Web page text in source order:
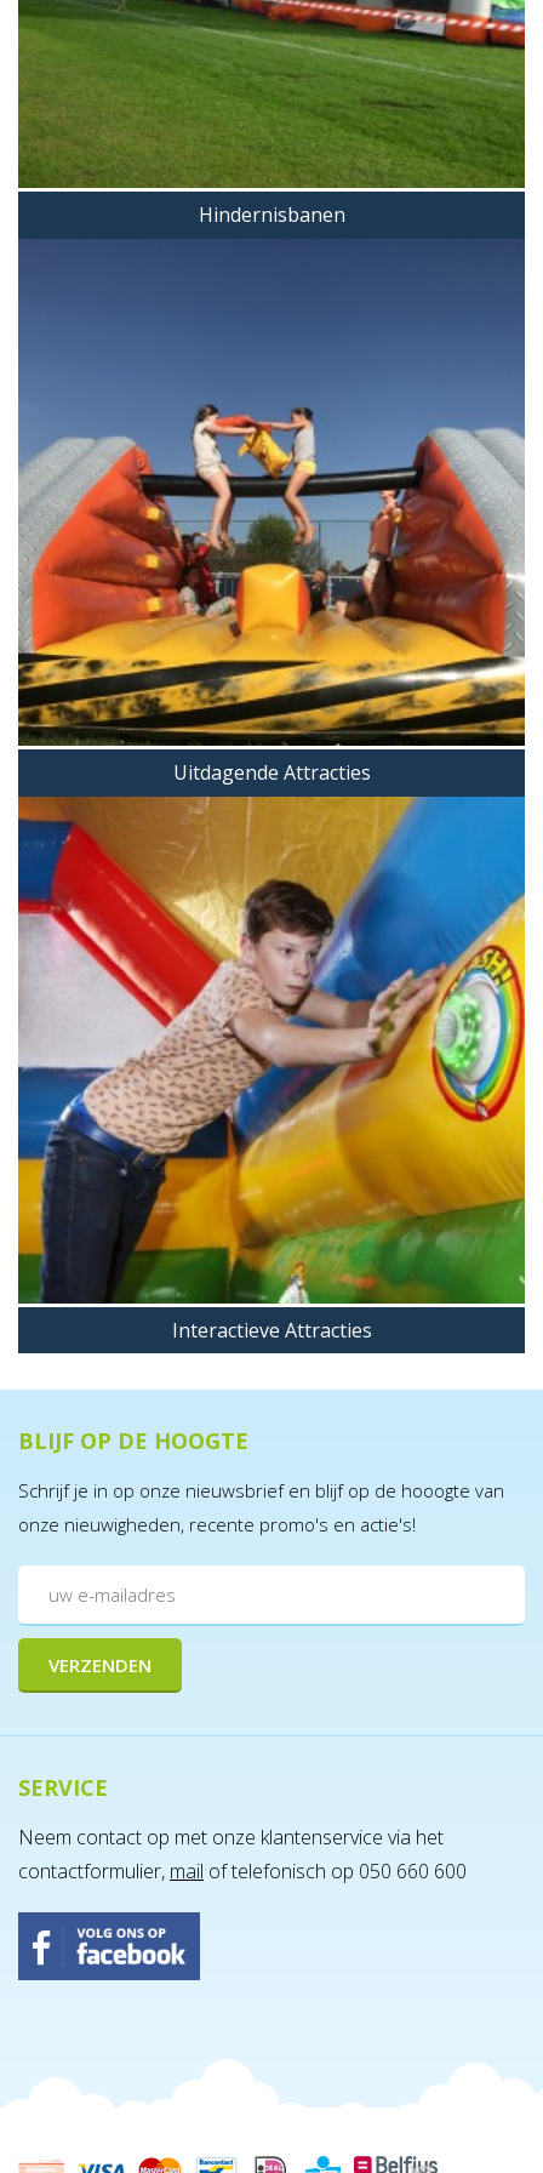
Hindernisbanen
Uitdagende Attracties
Interactieve Attracties
BLIJF OP DE HOOGTE
Schrijf je in op onze nieuwsbrief en blijf op de hooogte van
onze nieuwigheden, recente promo's en actie's!
SERVICE
Neem contact op met onze klantenservice via het
contactformulier, mail of telefonisch op 050 660 600